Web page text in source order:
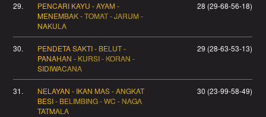
29.
PENCARI KAYU - AYAM -
MENEMBAK - TOMAT - JARUM -
NAKULA
28 (29-68-56-18)
30.
PENDETA SAKTI - BELUT -
PANAHAN - KURSI - KORAN -
SIDIWACANA
29 (28-63-53-13)
31.
NELAYAN - IKAN MAS - ANGKAT
BESI - BELIMBING - WC - NAGA
TATMALA
30 (23-99-58-49)